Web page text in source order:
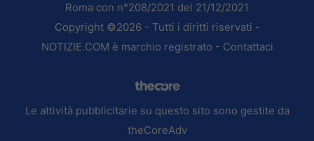
Roma con n°208/2021 del 21/12/2021
Copyright ©2026 - Tutti i diritti riservati -
NOTIZIE.COM è marchio registrato - Contattaci
Le attività pubblicitarie su questo sito sono gestite da
theCoreAdv